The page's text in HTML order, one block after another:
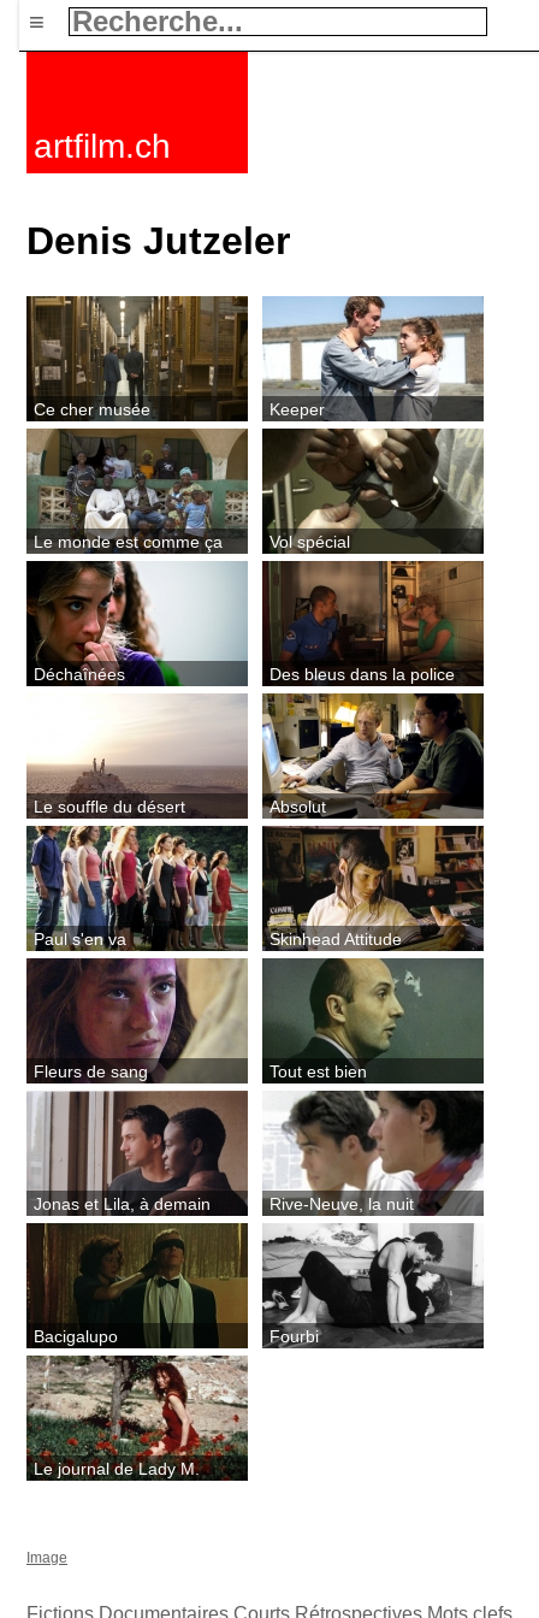
≡
artfilm.ch
Denis Jutzeler
Ce cher musée Keeper
Le monde est comme ça Vol spécial
Déchaînées Des bleus dans la police
Le souffle du désert Absolut
Paul s'en va Skinhead Attitude
Fleurs de sang Tout est bien
Jonas et Lila, à demain Rive-Neuve, la nuit
Bacigalupo Fourbi
Le journal de Lady M.
Image
Fictions Documentaires Courts Rétrospectives Mots clefs